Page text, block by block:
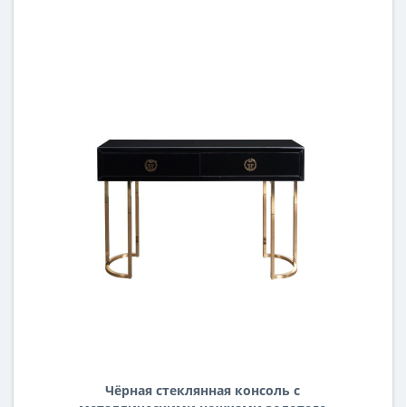
Чёрная стеклянная консоль с